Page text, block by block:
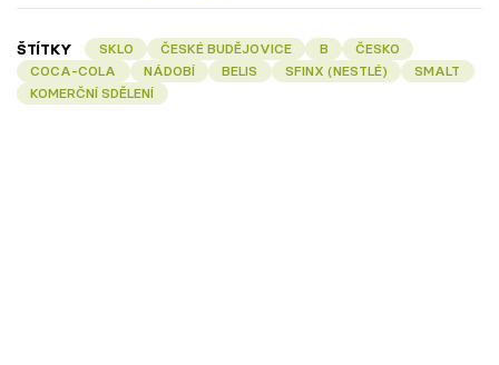
ŠTÍTKY SKLO ČESKÉ BUDĚJOVICE B
ČESKO
COCA-COLA
NÁDOBÍ BELIS SFINX (NESTLÉ)
SMALT
KOMERČNÍ SDĚLENÍ